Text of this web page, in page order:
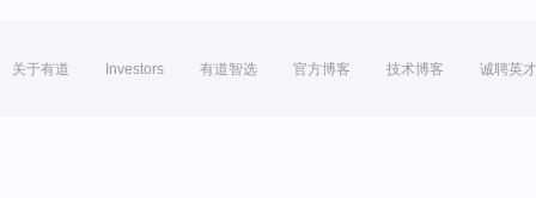
关于有道 Investors 有道智选 官方博客 技术博客 诚聘英才